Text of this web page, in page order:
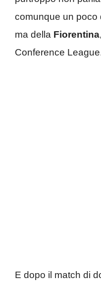
comunque un poco
ma della Fiorentina
Conference
E dopo il match di